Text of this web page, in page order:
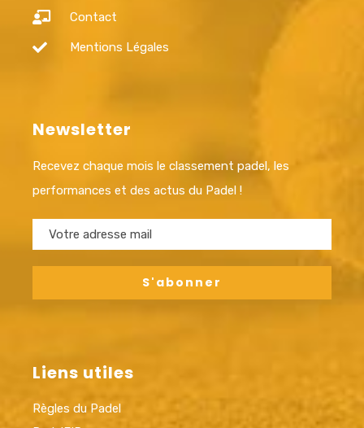
Contact
Mentions Légales
Newsletter
Recevez chaque mois le classement padel, les
performances et des actus du Padel !
Liens utiles
Règles du Padel